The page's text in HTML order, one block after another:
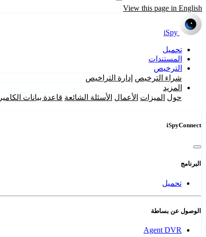
View this page in English
iSpy
تحميل
المستندات
الترخيص
شراء الترخيص إدارة التراخيص
المزيد
حول الميزات الأعمال الأسئلة الشائعة قاعدة بيانات الكاميرا
iSpyConnect
البرنامج
تحميل
الوصول عن بساطة
Agent DVR